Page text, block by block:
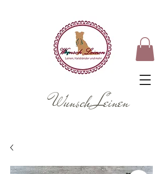
Wunsch Leinen